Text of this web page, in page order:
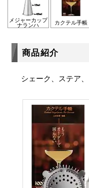
メジャーカップ
ナランハ カクテル手帳
商品紹介
シェーク、ステア